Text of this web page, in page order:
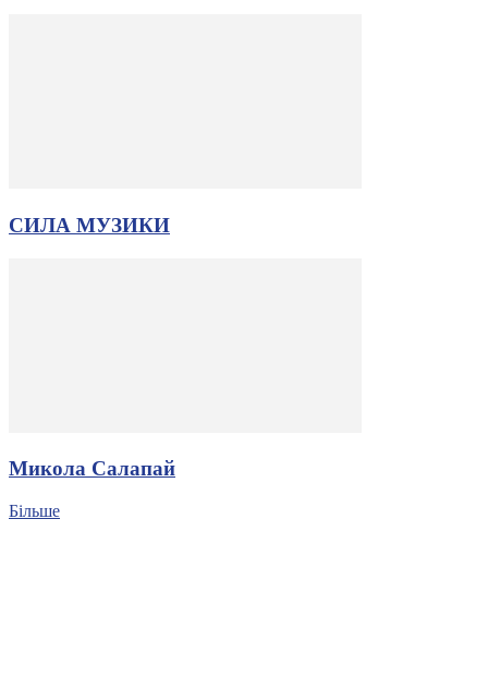
СИЛА МУЗИКИ
Микола Салапай
Більше